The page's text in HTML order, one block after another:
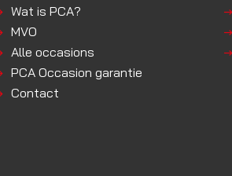
Wat is PCA?
MVO
Alle occasions
PCA Occasion garantie
Contact